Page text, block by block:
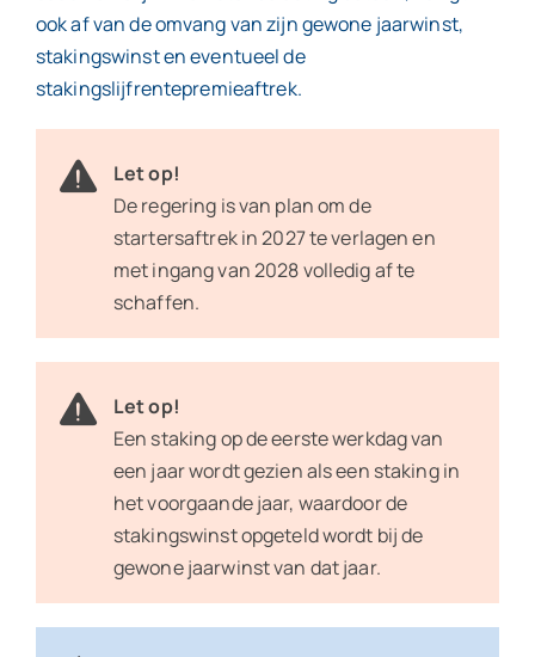
ook af van de omvang van zijn gewone jaarwinst,
stakingswinst en eventueel de
stakingslijfrentepremieaftrek.
Let op!
De regering is van plan om de
startersaftrek in 2027 te verlagen en
met ingang van 2028 volledig af te
schaffen.
Let op!
Een staking op de eerste werkdag van
een jaar wordt gezien als een staking in
het voorgaande jaar, waardoor de
stakingswinst opgeteld wordt bij de
gewone jaarwinst van dat jaar.